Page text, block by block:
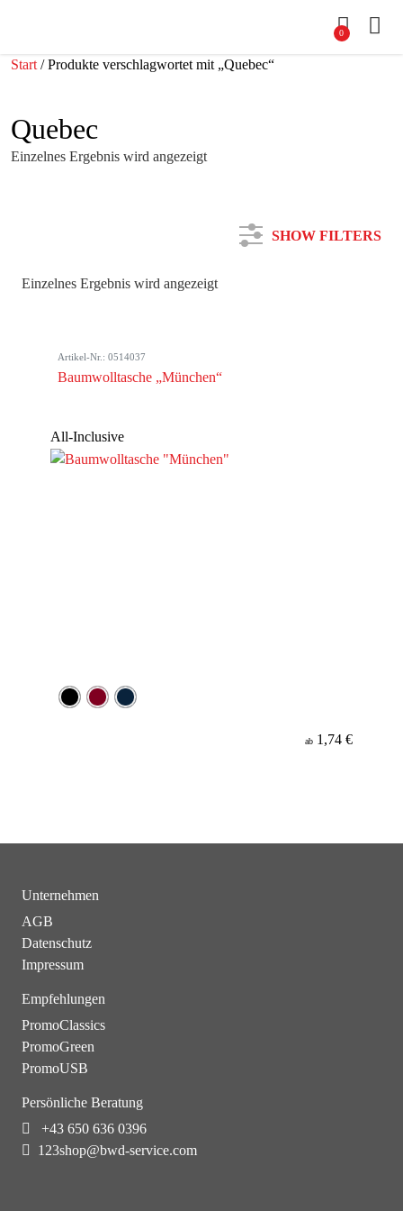
0
Start / Produkte verschlagwortet mit „Quebec“
Quebec
Einzelnes Ergebnis wird angezeigt
SHOW FILTERS
Farbe
Einzelnes Ergebnis wird angezeigt
Artikel-Nr.: 0514037
Baumwolltasche „München“
All-Inclusive
ab 1,74 €
Unternehmen
AGB
Datenschutz
Impressum
Empfehlungen
PromoClassics
PromoGreen
PromoUSB
Persönliche Beratung
+43 650 636 0396
123shop@bwd-service.com